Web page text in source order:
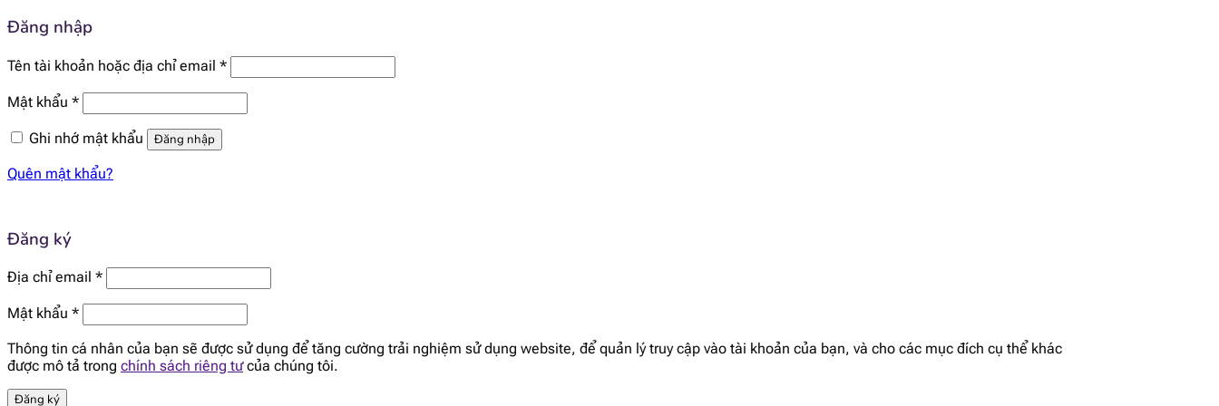
Đăng nhập
Tên tài khoản hoặc địa chỉ email *Bắt
buộc
Mật khẩu *Bắt
buộc
Ghi nhớ mật khẩu
Đăng nhập
Quên mật khẩu?
Đăng ký
Địa chỉ email *Bắt
buộc
Mật khẩu *Bắt
buộc
Thông tin cá nhân của bạn sẽ được sử dụng để tăng cường trải nghiệm sử dụng website, để quản lý truy cập vào tài khoản của bạn, và cho các mục đích cụ thể khác
được mô tả trong chính sách riêng tưcủa chúng tôi.
Đăng ký